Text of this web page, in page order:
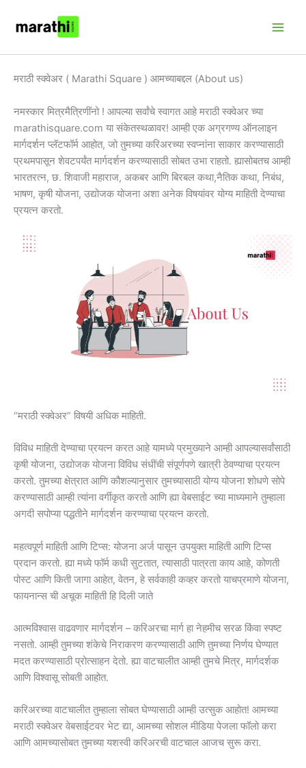
मराठी स्क्वेअर ( Marathi Square ) आमच्याबद्दल (About us)
नमस्कार मित्रमैत्रिणींनो ! आपल्या सर्वांचे स्वागत आहे मराठी स्क्वेअर च्या
marathisquare.com या संकेतस्थळावर! आम्ही एक अग्रगण्य ऑनलाइन
मार्गदर्शन प्लॅटफॉर्म आहोत, जो तुमच्या करिअरच्या स्वप्नांना साकार करण्यासाठी
प्रथमपासून शेवटपर्यंत मार्गदर्शन करण्यासाठी सोबत उभा राहतो. ह्यासोबतच आम्ही
भारतरत्न, छ. शिवाजी महाराज, अकबर आणि बिरबल कथा,नैतिक कथा, निबंध,
भाषण, कृषी योजना, उद्योजक योजना अशा अनेक विषयांवर योग्य माहिती देण्याचा
प्रयत्न करतो.
“मराठी स्क्वेअर” विषयी अधिक माहिती.
विविध माहिती देण्याचा प्रयत्न करत आहे यामध्ये प्रमुख्याने आम्ही आपल्यासर्वांसाठी
कृषी योजना, उद्योजक योजना विविध संधींची संपूर्णपणे खात्री ठेवण्याचा प्रयत्न
करतो. तुमच्या क्षेत्रात आणि कौशल्यानुसार तुमच्यासाठी योग्य योजना शोधणे सोपे
करण्यासाठी आम्ही त्यांना वर्गीकृत करतो आणि ह्या वेबसाईट च्या माध्यमाने तुम्हाला
अगदी सपोप्या पद्धतीने मार्गदर्शन करण्याचा प्रयत्न करतो.
महत्वपूर्ण माहिती आणि टिप्स: योजना अर्ज पासून उपयुक्त माहिती आणि टिप्स
प्रदान करतो. ह्या मध्ये फॉर्म कधी सुटतात, त्यासाठी पात्रता काय आहे, कोणती
पोस्ट आणि किती जागा आहेत, वेतन, हे सर्वकाही कव्हर करतो याचप्रमाणे योजना,
फायनान्स ची अचूक माहिती हि दिली जाते
आत्मविश्वास वाढवणार मार्गदर्शन – करिअरचा मार्ग हा नेहमीच सरळ किंवा स्पष्ट
नसतो. आम्ही तुमच्या शंकेचे निराकरण करण्यासाठी आणि तुमच्या निर्णय घेण्यात
मदत करण्यासाठी प्रोत्साहन देतो. ह्या वाटचालीत आम्ही तुमचे मित्र, मार्गदर्शक
आणि विश्वासू सोबती आहोत.
करिअरच्या वाटचालीत तुम्हाला सोबत घेण्यासाठी आम्ही उत्सुक आहोत! आमच्या
मराठी स्क्वेअर वेबसाईटवर भेट द्या, आमच्या सोशल मीडिया पेजला फॉलो करा
आणि आमच्यासोबत तुमच्या यशस्वी करिअरची वाटचाल आजच सुरू करा.